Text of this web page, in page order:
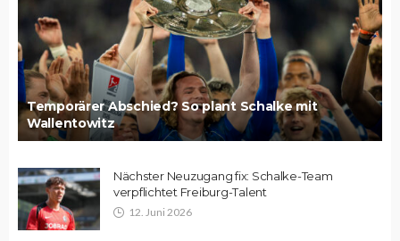
Temporärer Abschied? So plant Schalke mit
Wallentowitz
Nächster Neuzugang fix: Schalke-Team
verpflichtet Freiburg-Talent
12. Juni 2026